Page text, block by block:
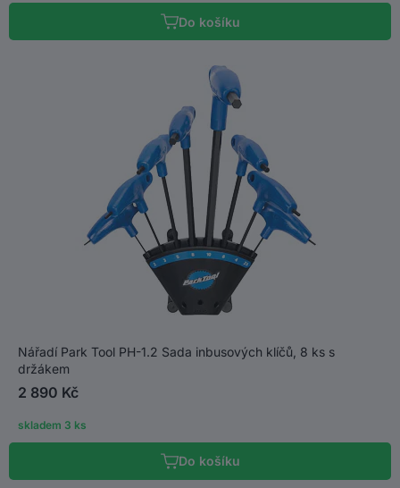
Do košíku
Do košíku
Nářadí Park Tool PH-1.2 Sada inbusových klíčů, 8 ks s
držákem
2 890 Kč
skladem 3 ks